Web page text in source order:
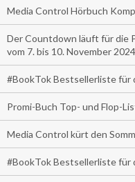
Media Control Hörbuch
Der Countdown läuft für die
vom 7. bis 10. November 2024
#BookTok Bestsellerliste für
Promi-Buch Top- und Flop-
Media Control kürt den
#BookTok Bestsellerliste für